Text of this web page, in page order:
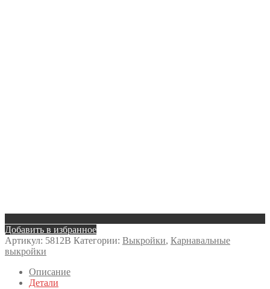
Добавить в избранное
Артикул: 5812B Категории: Выкройки, Карнавальные
выкройки
Описание
Детали